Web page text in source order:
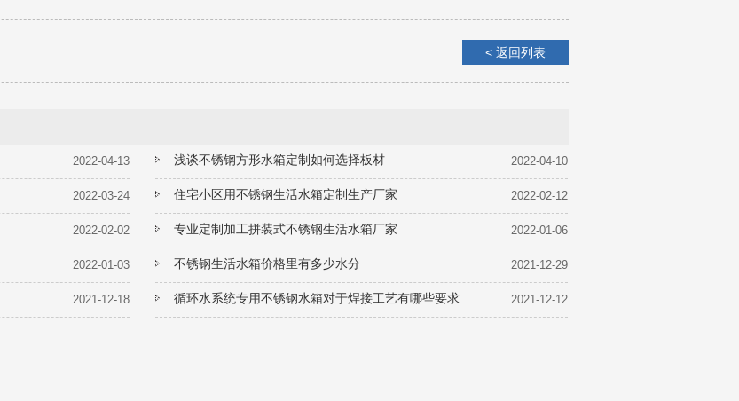
< 返回列表
2022-04-13 2022-04-10
浅谈不锈钢方形水箱定制如何选择板材
2022-03-24 2022-02-12
住宅小区用不锈钢生活水箱定制生产厂家
2022-02-02 2022-01-06
专业定制加工拼装式不锈钢生活水箱厂家
2022-01-03 2021-12-29
不锈钢生活水箱价格里有多少水分
2021-12-18 2021-12-12
循环水系统专用不锈钢水箱对于焊接工艺有哪些要求